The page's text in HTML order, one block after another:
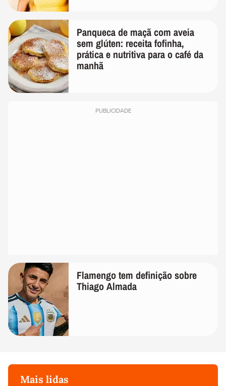
Panqueca de maçã com aveia
sem glúten: receita fofinha,
prática e nutritiva para o café da
manhã
PUBLICIDADE
Flamengo tem definição sobre
Thiago Almada
Mais lidas